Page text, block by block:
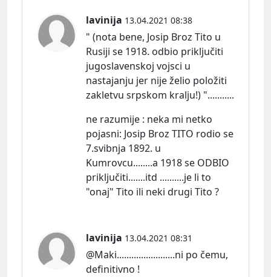
lavinija 13.04.2021 08:38
" (nota bene, Josip Broz Tito u
Rusiji se 1918. odbio priključiti
jugoslavenskoj vojsci u
nastajanju jer nije želio položiti
zakletvu srpskom kralju!) "...........
ne razumije : neka mi netko
pojasni: Josip Broz TITO rodio se
7.svibnja 1892. u
Kumrovcu........a 1918 se ODBIO
priključiti.......itd ..........je li to
"onaj" Tito ili neki drugi Tito ?
lavinija 13.04.2021 08:31
@Maki........................ni po čemu,
definitivno !